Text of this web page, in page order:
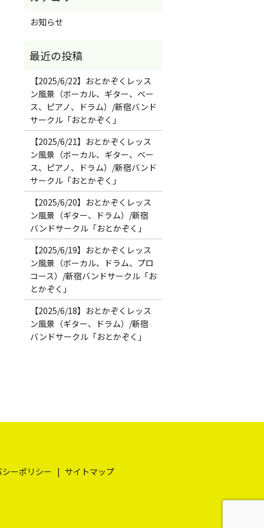
お知らせ
【2025/6/22】おとかぞくレッス
ン風景（ボーカル、ギター、ベー
ス、ピアノ、ドラム）/新宿バンド
サークル「おとかぞく」
【2025/6/21】おとかぞくレッス
ン風景（ボーカル、ギター、ベー
ス、ピアノ、ドラム）/新宿バンド
サークル「おとかぞく」
【2025/6/20】おとかぞくレッス
ン風景（ギター、ドラム）/新宿
バンドサークル「おとかぞく」
【2025/6/19】おとかぞくレッス
ン風景（ボーカル、ドラム、プロ
コース）/新宿バンドサークル「お
とかぞく」
【2025/6/18】おとかぞくレッス
ン風景（ギター、ドラム）/新宿
バンドサークル「おとかぞく」
ーポリシー サイトマップ